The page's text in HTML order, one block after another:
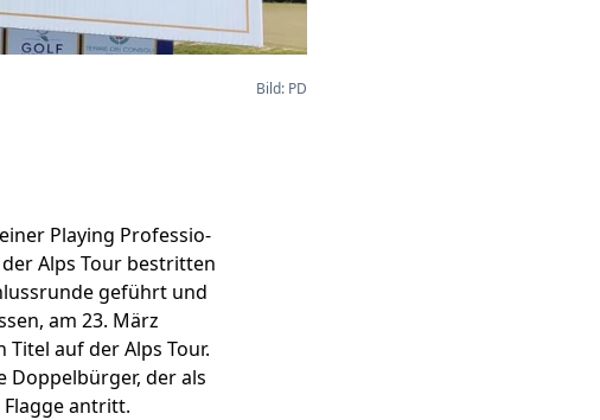
Bild: PD
Playing Professio­
Alps Tour bestritten
geführt und
am 23. März
auf der Alps Tour.
Doppelbürger, der als
antritt.